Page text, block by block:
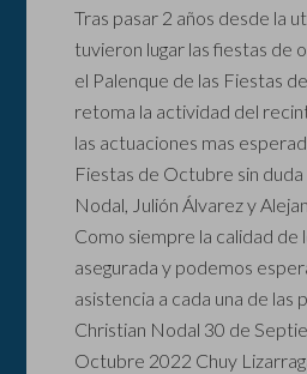
Tras pasar 2 años desde la
tuvieron lugar las fiestas de
el Palenque de las Fiestas
retoma la actividad del
las actuaciones mas
Fiestas de Octubre sin duda
Nodal, Julión Álvarez y
Como siempre la calidad de
asegurada y podemos
asistencia a cada una de las
Christian Nodal 30 de
Octubre 2022 Chuy